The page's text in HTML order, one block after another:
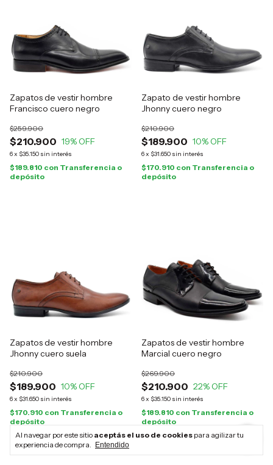
Al navegar por este sitio aceptás el uso de cookies para agilizar tu
experiencia de compra.
Entendido
Zapatos de vestir hombre
Francisco cuero negro
$210.900
$259.900
19% OFF
6x $35.150 sin interés
$189.810 con Transferencia o
depósito
Zapato de vestir hombre
Jhonny cuero negro
$189.900
$210.900
10% OFF
6x $31.650 sin interés
$170.910 con Transferencia o
depósito
Zapatos de vestir hombre
Jhonny cuero suela
$189.900
$210.900
10% OFF
6x $31.650 sin interés
$170.910 con Transferencia o
depósito
Zapatos de vestir hombre
Marcial cuero negro
$210.900
$269.900
22% OFF
6x $35.150 sin interés
$189.810 con Transferencia o
depósito